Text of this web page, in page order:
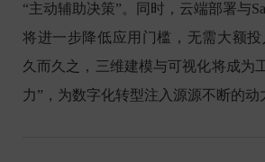
“主动辅助决策”。同时，云端部署与
将进一步降低应用门槛，无需大额投
久而久之，三维建模与可视化将成为
力”，为数字化转型注入源源不断的动